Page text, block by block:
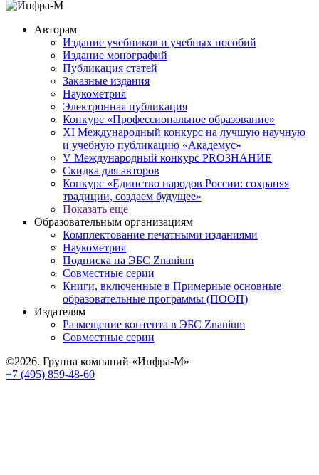
Авторам
Издание учебников и учебных пособий
Издание монографий
Публикация статей
Заказные издания
Наукометрия
Электронная публикация
Конкурс «Профессиональное образование»
XI Международный конкурс на лучшую научную
и учебную публикацию «Академус»
V Международный конкурс PROЗНАНИЕ
Скидка для авторов
Конкурс «Единство народов России: сохраняя
традиции, создаем будущее»
Показать еще
Образовательным организациям
Комплектование печатными изданиями
Наукометрия
Подписка на ЭБС Znanium
Совместные серии
Книги, включенные в Примерные основные
образовательные программы (ПООП)
Издателям
Размещение контента в ЭБС Znanium
Совместные серии
©2026. Группа компаний «Инфра-М»
+7 (495) 859-48-60